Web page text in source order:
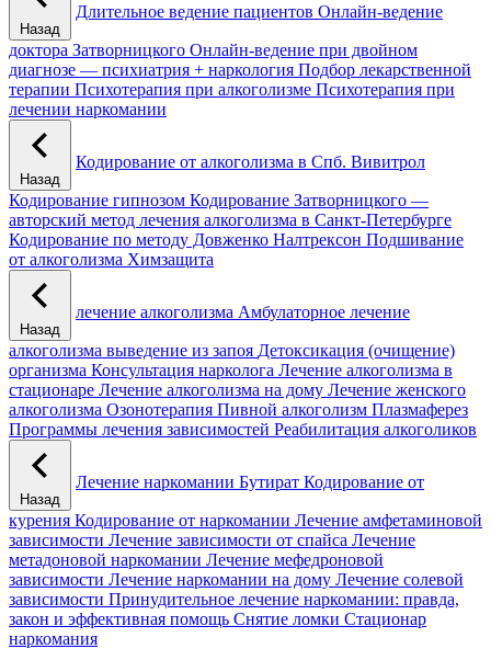
Назад
Длительное ведение пациентов Онлайн-ведение
доктора Затворницкого Онлайн‑ведение при двойном
диагнозе — психиатрия + наркология Подбор лекарственной
терапии Психотерапия при алкоголизме Психотерапия при
лечении наркомании
Назад
Кодирование от алкоголизма в Спб. Вивитрол
Кодирование гипнозом Кодирование Затворницкого —
авторский метод лечения алкоголизма в Санкт‑Петербурге
Кодирование по методу Довженко Налтрексон Подшивание
от алкоголизма Химзащита
Назад
лечение алкоголизма Амбулаторное лечение
алкоголизма выведение из запоя Детоксикация (очищение)
организма Консультация нарколога Лечение алкоголизма в
стационаре Лечение алкоголизма на дому Лечение женского
алкоголизма Озонотерапия Пивной алкоголизм Плазмаферез
Программы лечения зависимостей Реабилитация алкоголиков
Назад
Лечение наркомании Бутират Кодирование от
курения Кодирование от наркомании Лечение амфетаминовой
зависимости Лечение зависимости от спайса Лечение
метадоновой наркомании Лечение мефедроновой
зависимости Лечение наркомании на дому Лечение солевой
зависимости Принудительное лечение наркомании: правда,
закон и эффективная помощь Снятие ломки Стационар
наркомания